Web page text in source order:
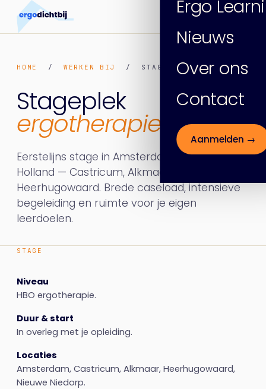
Ergo
Nieuws
Over ons
Contact
Aanmelden →
HOME / WERKEN BIJ / STAGE ERGOTHERAPIE
Stageplek
ergotherapie
Eerstelijns stage in Amsterdam of Noord-
Holland — Castricum, Alkmaar,
Heerhugowaard. Brede caseload, intensieve
begeleiding en ruimte voor je eigen
leerdoelen.
STAGE
Niveau
HBO ergotherapie.
Duur & start
In overleg met je opleiding.
Locaties
Amsterdam, Castricum, Alkmaar, Heerhugowaard,
Nieuwe Niedorp.